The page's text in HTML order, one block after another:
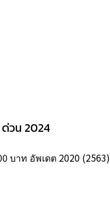
วน 2024
บาท อัพเดต 2020 (2563)